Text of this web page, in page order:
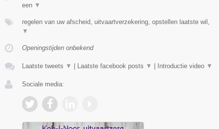
een ▼
regelen van uw afscheid, uitvaartverzekering, opstellen laatste wil,
▼
Openingstijden onbekend
Laatste tweets ▼ | Laatste facebook posts ▼ | Introductie video ▼
Sociale media: